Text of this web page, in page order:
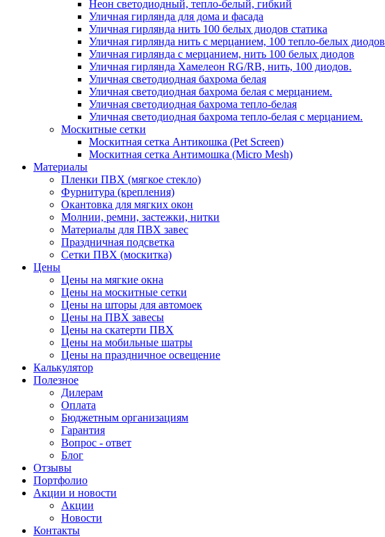
Неон светодиодный, тепло-белый, гибкий
Уличная гирлянда для дома и фасада
Уличная гирлянда нить 100 белых диодов статика
Уличная гирлянда нить с мерцанием, 100 тепло-белых диодов
Уличная гирлянда с мерцанием, нить 100 белых диодов
Уличная гирлянда Хамелеон RG/RB, нить, 100 диодов.
Уличная светодиодная бахрома белая
Уличная светодиодная бахрома белая с мерцанием.
Уличная светодиодная бахрома тепло-белая
Уличная светодиодная бахрома тепло-белая с мерцанием.
Москитные сетки
Москитная сетка Антикошка (Pet Screen)
Москитная сетка Антимошка (Micro Mesh)
Материалы
Пленки ПВХ (мягкое стекло)
Фурнитура (крепления)
Окантовка для мягких окон
Молнии, ремни, застежки, нитки
Материалы для ПВХ завес
Праздничная подсветка
Сетки ПВХ (москитка)
Цены
Цены на мягкие окна
Цены на москитные сетки
Цены на шторы для автомоек
Цены на ПВХ завесы
Цены на скатерти ПВХ
Цены на мобильные шатры
Цены на праздничное освещение
Калькулятор
Полезное
Дилерам
Оплата
Бюджетным организациям
Гарантия
Вопрос - ответ
Блог
Отзывы
Портфолио
Акции и новости
Акции
Новости
Контакты